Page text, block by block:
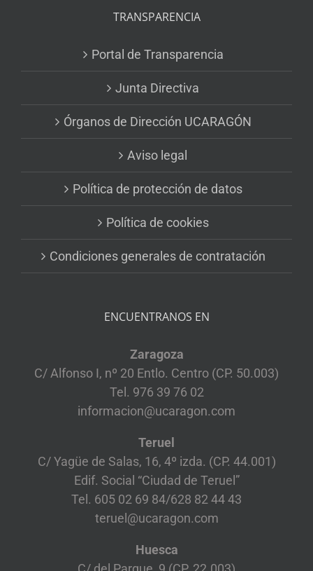
TRANSPARENCIA
Portal de Transparencia
Junta Directiva
Órganos de Dirección UCARAGÓN
Aviso legal
Política de protección de datos
Política de cookies
Condiciones generales de contratación
ENCUENTRANOS EN
Zaragoza
C/ Alfonso I, nº 20 Entlo. Centro (CP. 50.003)
Tel. 976 39 76 02
informacion@ucaragon.com
Teruel
C/ Yagüe de Salas, 16, 4º izda. (CP. 44.001)
Edif. Social “Ciudad de Teruel”
Tel. 605 02 69 84/628 82 44 43
teruel@ucaragon.com
Huesca